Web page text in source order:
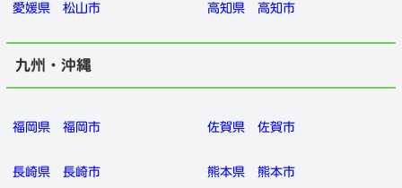
愛媛県 松山市 高知県 高知市
九州・沖縄
福岡県 福岡市 佐賀県 佐賀市
長崎県 長崎市 熊本県 熊本市